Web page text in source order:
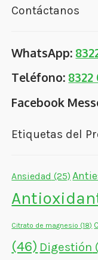
Contáctanos
WhatsApp:
Teléfono: 8322
Facebook
Etiquetas del
Ansiedad (25)
Citrato de magnesio (18)
(46) Digestión